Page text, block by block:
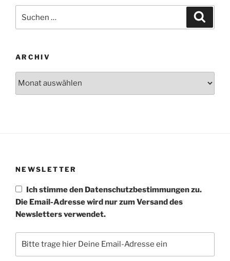
nach:
ARCHIV
NEWSLETTER
Ich stimme den Datenschutzbestimmungen zu.
Die Email-Adresse wird nur zum Versand des
Newsletters verwendet.